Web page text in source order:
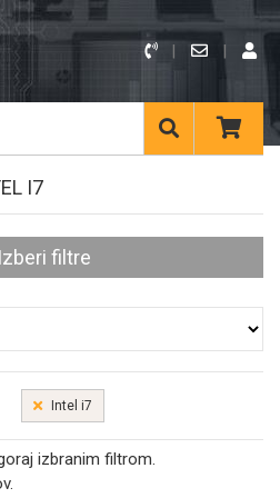
I7
filtre
Intel i7
izbranim filtrom.